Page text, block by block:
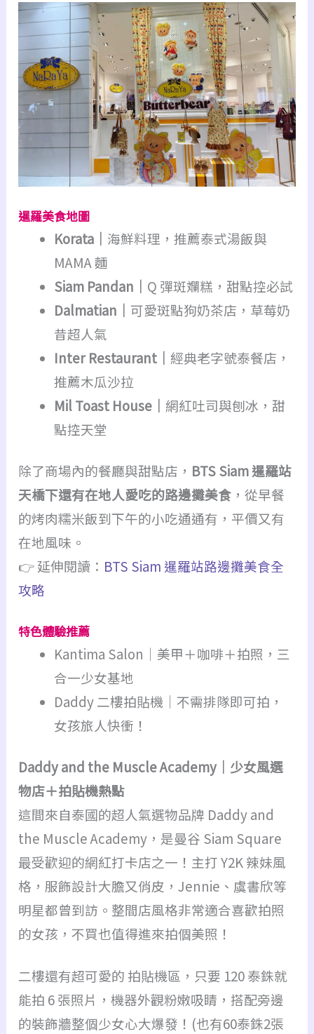
暹羅美食地圖
Korata｜ 海鮮料理，推薦泰式湯飯與
MAMA 麵
Siam Pandan｜ Q 彈斑斕糕，甜點控必試
Dalmatian｜可愛斑點狗奶茶店，草莓奶
昔超人氣
Inter Restaurant｜ 經典老字號泰餐店，
推薦木瓜沙拉
Mil Toast House｜ 網紅吐司與刨冰，甜
點控天堂
除了商場內的餐廳與甜點店， BTS Siam 暹羅站
天橋下還有在地人愛吃的路邊攤美食 ，從早餐
的烤肉糯米飯到下午的小吃通通有，平價又有
在地風味。
👉 延伸閱讀： BTS Siam 暹羅站路邊攤美食全
攻略
特色體驗推薦
Kantima Salon｜美甲＋咖啡＋拍照，三
合一少女基地
Daddy 二樓拍貼機｜不需排隊即可拍，
女孩旅人快衝！
Daddy and the Muscle Academy｜少女風選
物店＋拍貼機熱點
這間來自泰國的超人氣選物品牌 Daddy and
the Muscle Academy，是曼谷 Siam Square
最受歡迎的網紅打卡店之一！主打 Y2K 辣妹風
格，服飾設計大膽又俏皮，Jennie、虞書欣等
明星都曾到訪。整間店風格非常適合喜歡拍照
的女孩，不買也值得進來拍個美照！
二樓還有超可愛的 拍貼機區，只要 120 泰銖就
能拍 6 張照片，機器外觀粉嫩吸睛，搭配旁邊
的裝飾牆整個少女心大爆發！(也有60泰銖2張